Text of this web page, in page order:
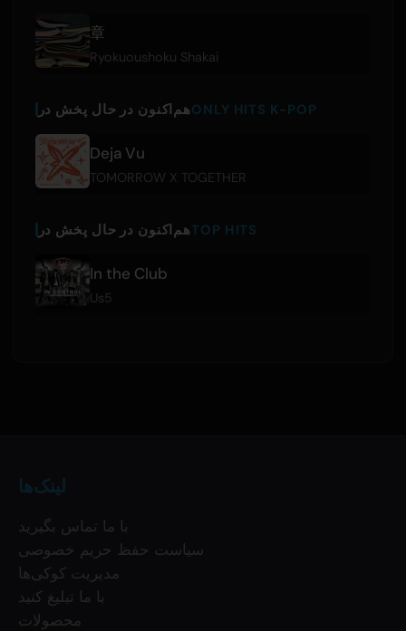
章
Ryokuoushoku Shakai
هم‌اکنون در حال پخش درONLY HITS K-POP
Deja Vu
TOMORROW X TOGETHER
هم‌اکنون در حال پخش درTOP HITS
In the Club
Us5
لینک‌ها
با ما تماس بگیرید
سیاست حفظ حریم خصوصی
مدیریت کوکی‌ها
با ما تبلیغ کنید
محصولات